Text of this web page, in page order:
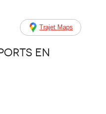
Trajet Maps
en